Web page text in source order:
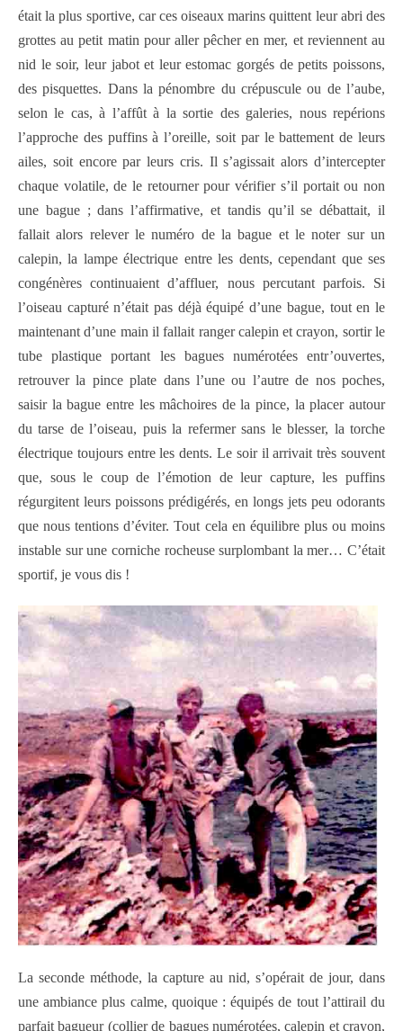
était la plus sportive, car ces oiseaux marins quittent leur abri des
grottes au petit matin pour aller pêcher en mer, et reviennent au
nid le soir, leur jabot et leur estomac gorgés de petits poissons,
des pisquettes. Dans la pénombre du crépuscule ou de l’aube,
selon le cas, à l’affût à la sortie des galeries, nous repérions
l’approche des puffins à l’oreille, soit par le battement de leurs
ailes, soit encore par leurs cris. Il s’agissait alors d’intercepter
chaque volatile, de le retourner pour vérifier s’il portait ou non
une bague ; dans l’affirmative, et tandis qu’il se débattait, il
fallait alors relever le numéro de la bague et le noter sur un
calepin, la lampe électrique entre les dents, cependant que ses
congénères continuaient d’affluer, nous percutant parfois. Si
l’oiseau capturé n’était pas déjà équipé d’une bague, tout en le
maintenant d’une main il fallait ranger calepin et crayon, sortir le
tube plastique portant les bagues numérotées entr’ouvertes,
retrouver la pince plate dans l’une ou l’autre de nos poches,
saisir la bague entre les mâchoires de la pince, la placer autour
du tarse de l’oiseau, puis la refermer sans le blesser, la torche
électrique toujours entre les dents. Le soir il arrivait très souvent
que, sous le coup de l’émotion de leur capture, les puffins
régurgitent leurs poissons prédigérés, en longs jets peu odorants
que nous tentions d’éviter. Tout cela en équilibre plus ou moins
instable sur une corniche rocheuse surplombant la mer… C’était
sportif, je vous dis !
La seconde méthode, la capture au nid, s’opérait de jour, dans
une ambiance plus calme, quoique : équipés de tout l’attirail du
parfait bagueur (collier de bagues numérotées, calepin et crayon,